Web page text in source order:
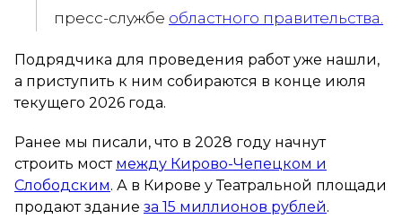
пресс-службе областного правительства.
Подрядчика для проведения работ уже нашли,
а приступить к ним собираются в конце июля
текущего 2026 года.
Ранее мы писали, что в 2028 году начнут
строить мост между Кирово-Чепецком и
Слободским. А в Кирове у Театральной площади
продают здание за 15 миллионов рублей.